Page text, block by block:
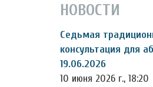
НОВОСТИ
Седьмая
консультация для
19.06.2026
10 июня 2026 г., 18:20